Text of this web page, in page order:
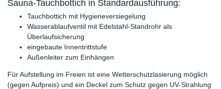
Sauna-Tauchbottich in Standardausführung:
Tauchbottich mit Hygieneversiegelung
Wasserablaufventil mit Edelstahl-Standrohr als
Überlaufsicherung
eingebaute Innentrittstufe
Außenleiter zum Einhängen
Für Aufstellung im Freien ist eine Wetterschutzlasierung möglich
(gegen Aufpreis) und ein Deckel zum Schutz gegen UV-Strahlung